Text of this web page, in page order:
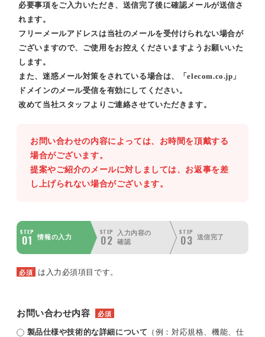
必要事項をご入力いただき、送信完了後に確認メールが送信さ
れます。
フリーメールアドレスは当社のメールを受付けられない場合が
ございますので、ご使用をお控えくださいますようお願いいた
します。
また、迷惑メール対策をされている場合は、「elecom.co.jp」
ドメインのメール受信を有効にしてください。
改めて当社スタッフよりご連絡させていただきます。
お問い合わせの内容によっては、お時間を頂戴する
場合がございます。
提案やご紹介のメールに対しましては、お返事を差
し上げられない場合がございます。
STEP
01 情報の入力
STEP
02
入力内容の
確認
STEP
03 送信完了
必須 は入力必須項目です。
お問い合わせ内容 必須
製品仕様や技術的な詳細について （例：対応規格、機能、仕